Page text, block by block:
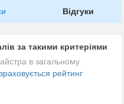
Відгуки
за такими критеріями
в загальному
рейтинг